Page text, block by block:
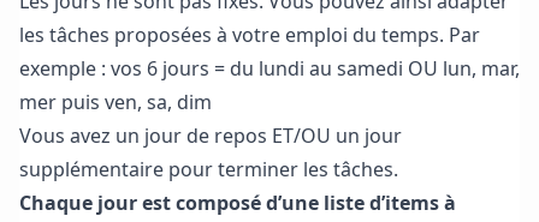
les tâches proposées à votre emploi du temps. Par
exemple : vos 6 jours = du lundi au samedi OU lun, mar,
mer puis ven, sa, dim
Vous avez un jour de repos ET/OU un jour
supplémentaire pour terminer les tâches.
Chaque jour est composé d’une liste d’items à